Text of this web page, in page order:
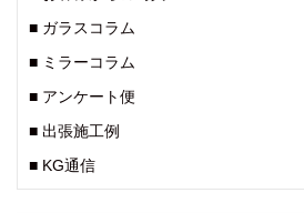
■ ガラスコラム
■ ミラーコラム
■ アンケート便
■ 出張施工例
■ KG通信